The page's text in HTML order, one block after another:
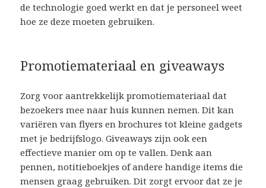
de technologie goed werkt en dat je personeel weet
hoe ze deze moeten gebruiken.
Promotiemateriaal en giveaways
Zorg voor aantrekkelijk promotiemateriaal dat
bezoekers mee naar huis kunnen nemen. Dit kan
variëren van flyers en brochures tot kleine gadgets
met je bedrijfslogo. Giveaways zijn ook een
effectieve manier om op te vallen. Denk aan
pennen, notitieboekjes of andere handige items die
mensen graag gebruiken. Dit zorgt ervoor dat ze je